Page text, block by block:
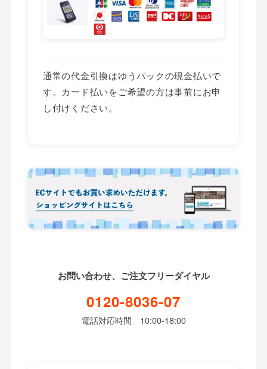
通常の代金引換はゆうパックの現金払いで
す。カード払いをご希望の方は事前にお申
し付けください。
お問い合わせ、ご注文フリーダイヤル
0120-8036-07
電話対応時間 10:00-18:00